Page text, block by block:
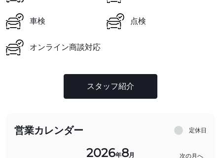
車検 点検
オンライン商談対応
スタッフ紹介
営業カレンダー 定休日
2026年8月 次の月へ